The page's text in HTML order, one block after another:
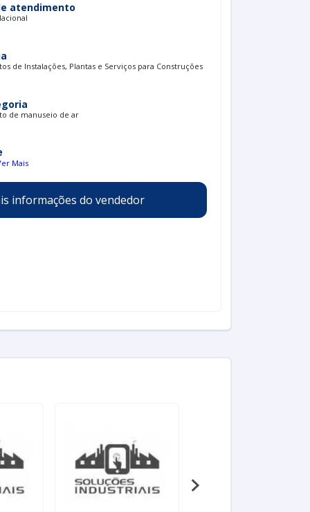
atendimento
de Instalações, Plantas e Serviços para Construções
de manuseio de ar
Mais
informações do vendedor